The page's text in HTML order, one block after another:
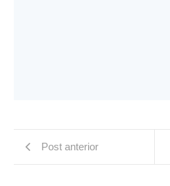
Post anterior